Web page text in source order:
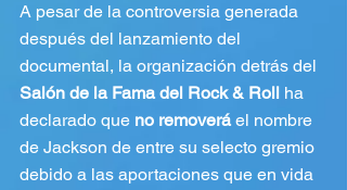
A pesar de la controversia generada
después del lanzamiento del
documental, la organización detrás del
Salón de la Fama del Rock & Roll ha
declarado que no removerá el nombre
de Jackson de entre su selecto gremio
debido a las aportaciones que en vida